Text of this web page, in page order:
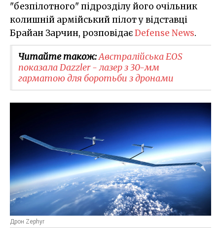
"безпілотного" підрозділу його очільник
колишній армійський пілот у відставці
Брайан Зарчин, розповідаєDefense News.
Читайте також:Австралійська EOS
показала Dazzler - лазер з 30-мм
гарматою для боротьби з дронами
Дрон Zephyr